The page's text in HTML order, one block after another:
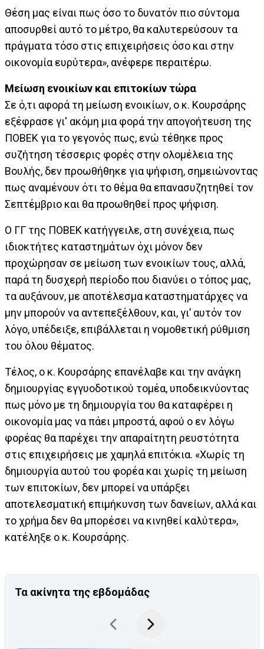
Θέση μας είναι πως όσο το δυνατόν πιο σύντομα
αποσυρθεί αυτό το μέτρο, θα καλυτερεύσουν τα
πράγματα τόσο στις επιχειρήσεις όσο και στην
οικονομία ευρύτερα», ανέφερε περαιτέρω.
Μείωση ενοικίων και επιτοκίων τώρα
Σε ό,τι αφορά τη μείωση ενοικίων, ο κ. Κουρσάρης
εξέφρασε γι' ακόμη μια φορά την απογοήτευση της
ΠΟΒΕΚ για το γεγονός πως, ενώ τέθηκε προς
συζήτηση τέσσερις φορές στην ολομέλεια της
Βουλής, δεν προωθήθηκε για ψήφιση, σημειώνοντας
πως αναμένουν ότι το θέμα θα επανασυζητηθεί τον
Σεπτέμβριο και θα προωθηθεί προς ψήφιση.
Ο ΓΓ της ΠΟΒΕΚ κατήγγειλε, στη συνέχεια, πως
ιδιοκτήτες καταστημάτων όχι μόνον δεν
προχώρησαν σε μείωση των ενοικίων τους, αλλά,
παρά τη δυσχερή περίοδο που διανύει ο τόπος μας,
τα αυξάνουν, με αποτέλεσμα καταστηματάρχες να
μην μπορούν να αντεπεξέλθουν, και, γι’ αυτόν τον
λόγο, υπέδειξε, επιβάλλεται η νομοθετική ρύθμιση
του όλου θέματος.
Τέλος, ο κ. Κουρσάρης επανέλαβε και την ανάγκη
δημιουργίας εγγυοδοτικού τομέα, υποδεικνύοντας
πως μόνο με τη δημιουργία του θα καταφέρει η
οικονομία μας να πάει μπροστά, αφού ο εν λόγω
φορέας θα παρέχει την απαραίτητη ρευστότητα
στις επιχειρήσεις με χαμηλά επιτόκια. «Χωρίς τη
δημιουργία αυτού του φορέα και χωρίς τη μείωση
των επιτοκίων, δεν μπορεί να υπάρξει
αποτελεσματική επιμήκυνση των δανείων, αλλά και
το χρήμα δεν θα μπορέσει να κινηθεί καλύτερα»,
κατέληξε ο κ. Κουρσάρης.
Τα ακίνητα της εβδομάδας